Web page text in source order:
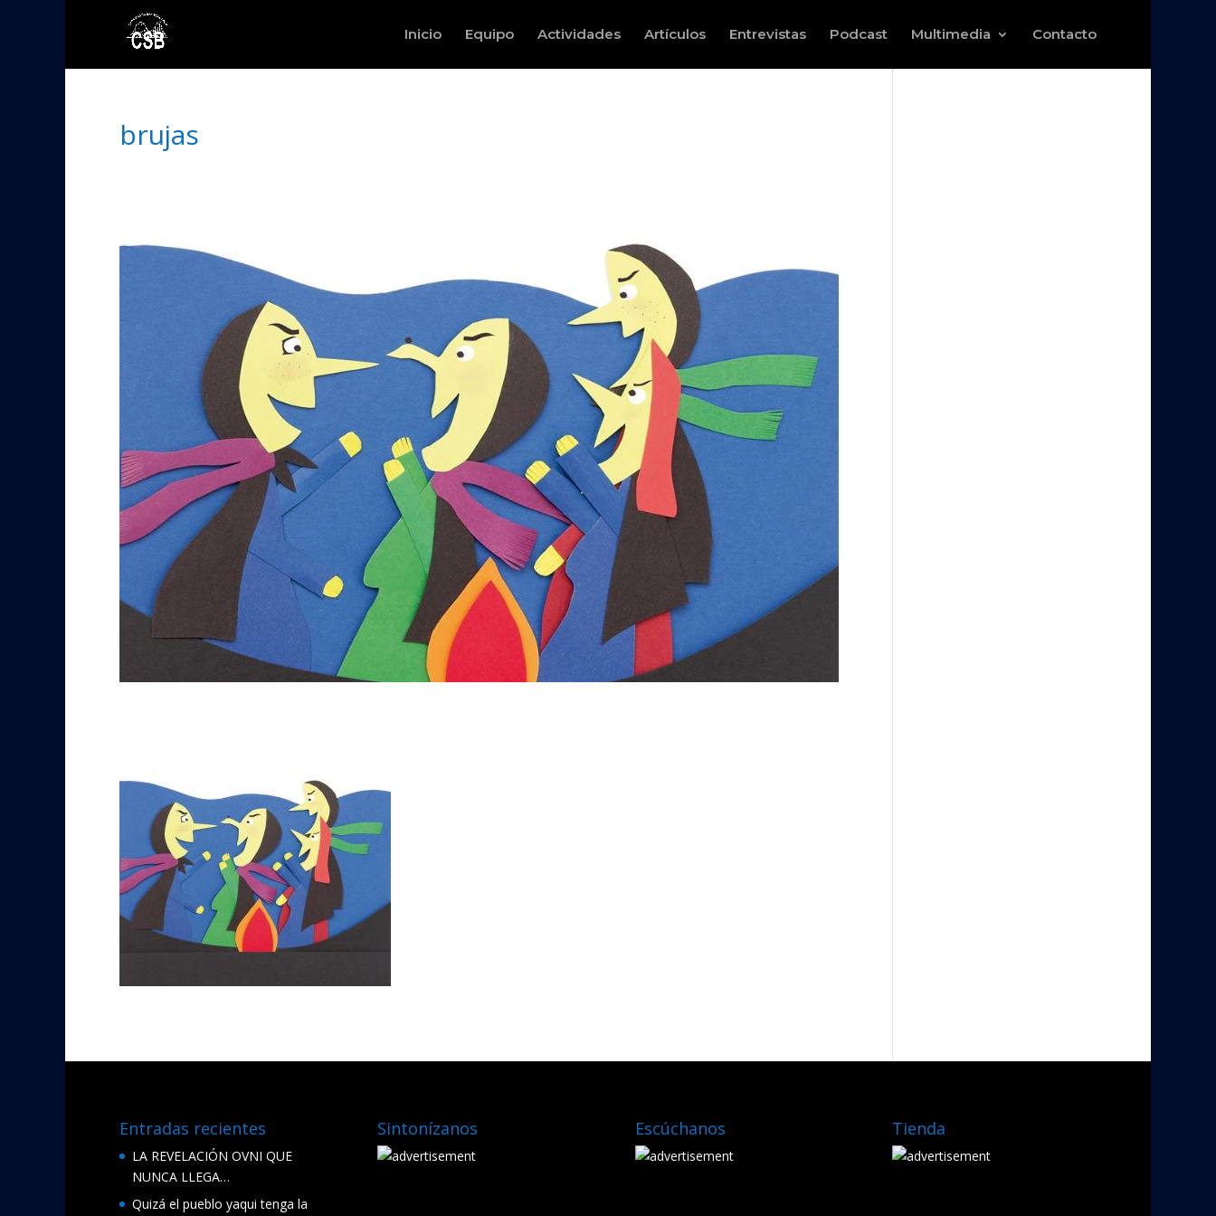
Inicio Equipo Actividades Artículos Entrevistas Podcast Multimedia Contacto
brujas
Entradas recientes
LA REVELACIÓN OVNI QUE
NUNCA LLEGA…
Quizá el pueblo yaqui tenga la
Sintonízanos Escúchanos Tienda